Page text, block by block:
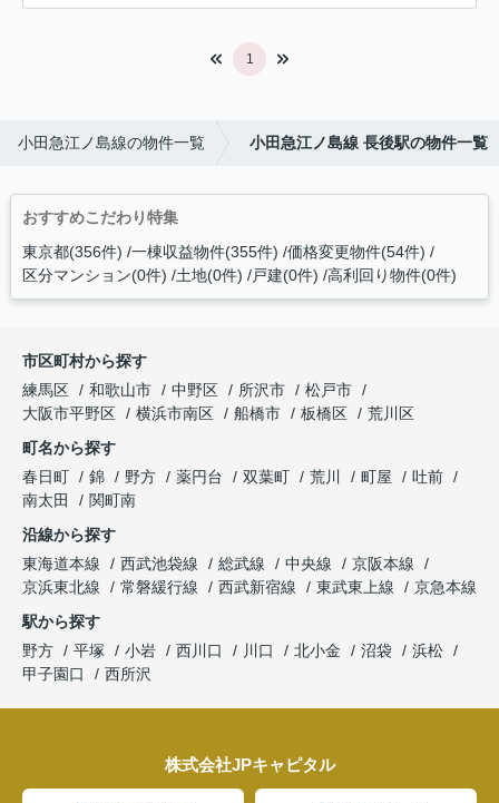
1
小田急江ノ島線の物件一覧 小田急江ノ島線 長後駅の物件一覧
おすすめこだわり特集
東京都(356件) 一棟収益物件(355件) 価格変更物件(54件)
区分マンション(0件) 土地(0件) 戸建(0件) 高利回り物件(0件)
市区町村から探す
練馬区
和歌山市 中野区 所沢市
松戸市
大阪市平野区
横浜市南区 船橋市 板橋区
荒川区
町名から探す
春日町
錦 野方 薬円台 双葉町 荒川 町屋
吐前
南太田
関町南
沿線から探す
東海道本線
西武池袋線 総武線 中央線
京阪本線
京浜東北線
常磐緩行線 西武新宿線 東武東上線
京急本線
駅から探す
野方
平塚 小岩 西川口 川口 北小金 沼袋
浜松
甲子園口
西所沢
株式会社JPキャピタル